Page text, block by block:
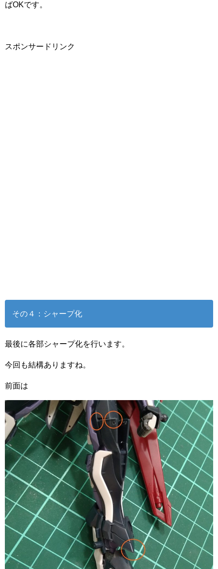
ばOKです。
スポンサードリンク
その４：シャープ化
最後に各部シャープ化を行います。
今回も結構ありますね。
前面は